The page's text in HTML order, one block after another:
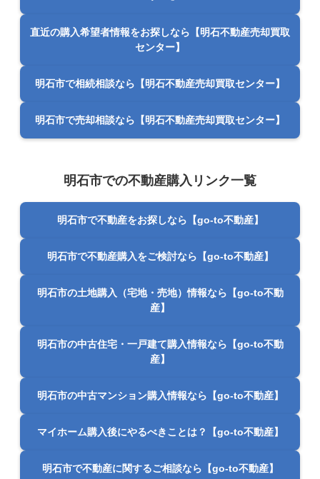
直近の購入希望者情報をお探しなら【明石不動産売却買取
センター】
明石市で相続相談なら【明石不動産売却買取センター】
明石市で売却相談なら【明石不動産売却買取センター】
明石市での不動産購入リンク一覧
明石市で不動産をお探しなら【go-to不動産】
明石市で不動産購入をご検討なら【go-to不動産】
明石市の土地購入（宅地・売地）情報なら【go-to不動
産】
明石市の中古住宅・一戸建て購入情報なら【go-to不動
産】
明石市の中古マンション購入情報なら【go-to不動産】
マイホーム購入後にやるべきことは？【go-to不動産】
明石市で不動産に関するご相談なら【go-to不動産】